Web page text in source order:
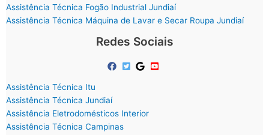
Assistência Técnica Fogão Industrial Jundiaí
Assistência Técnica Máquina de Lavar e Secar Roupa Jundiaí
Redes Sociais
Assistência Técnica Itu
Assistência Técnica Jundiaí
Assistência Eletrodomésticos Interior
Assistência Técnica Campinas